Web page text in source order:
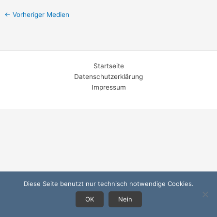
← Vorheriger Medien
Startseite
Datenschutzerklärung
Impressum
Diese Seite benutzt nur technisch notwendige Cookies.
OK
Nein